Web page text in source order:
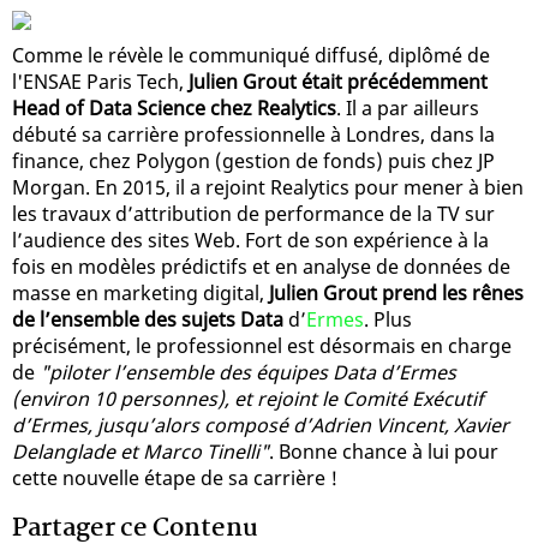
Comme le révèle le communiqué diffusé, diplômé de
l'ENSAE Paris Tech, Julien Grout était précédemment
Head of Data Science chez Realytics. Il a par ailleurs
débuté sa carrière professionnelle à Londres, dans la
finance, chez Polygon (gestion de fonds) puis chez JP
Morgan. En 2015, il a rejoint Realytics pour mener à bien
les travaux d’attribution de performance de la TV sur
l’audience des sites Web. Fort de son expérience à la
fois en modèles prédictifs et en analyse de données de
masse en marketing digital, Julien Grout prend les rênes
de l’ensemble des sujets Data d’Ermes. Plus
précisément, le professionnel est désormais en charge
de "piloter l’ensemble des équipes Data d’Ermes
(environ 10 personnes), et rejoint le Comité Exécutif
d’Ermes, jusqu’alors composé d’Adrien Vincent, Xavier
Delanglade et Marco Tinelli". Bonne chance à lui pour
cette nouvelle étape de sa carrière !
Partager ce Contenu